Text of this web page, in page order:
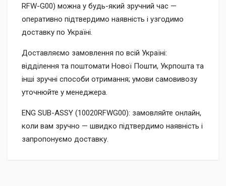
RFW-G00) можна у будь-який зручний час —
оперативно підтвердимо наявність і узгодимо
доставку по Україні.
Доставляємо замовлення по всій Україні:
відділення та поштомати Нової Пошти, Укрпошта та
інші зручні способи отримання; умови самовивозу
уточнюйте у менеджера.
ENG SUB-ASSY (10020RFWG00): замовляйте онлайн,
коли вам зручно — швидко підтвердимо наявність і
запропонуємо доставку.